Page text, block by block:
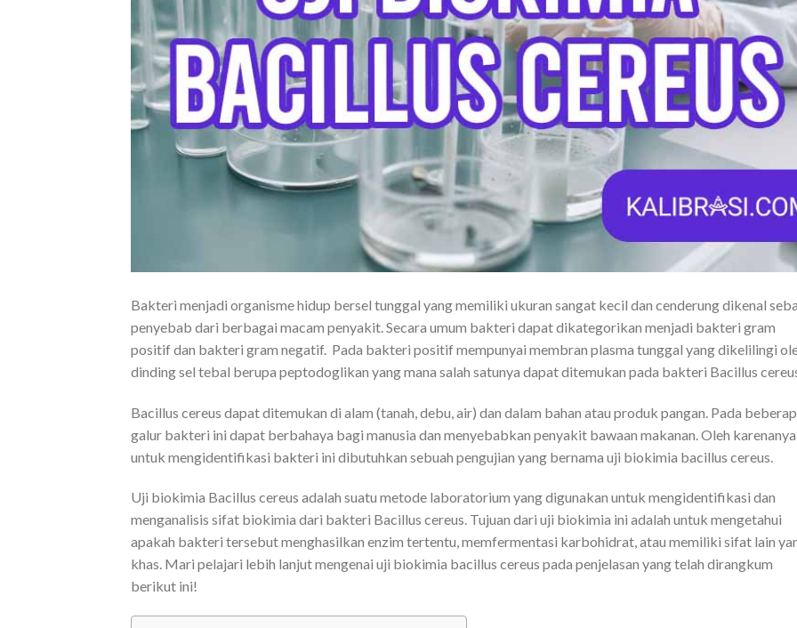
Bakteri menjadi organisme hidup bersel tunggal yang memiliki ukuran sangat kecil dan cenderung dikenal
penyebab dari berbagai macam penyakit. Secara umum bakteri dapat dikategorikan menjadi bakteri gram
positif dan bakteri gram negatif. Pada bakteri positif mempunyai membran plasma tunggal yang dikelilingi
dinding sel tebal berupa peptodoglikan yang mana salah satunya dapat ditemukan pada bakteri Bacillus
Bacillus cereus dapat ditemukan di alam (tanah, debu, air) dan dalam bahan atau produk pangan. Pada
galur bakteri ini dapat berbahaya bagi manusia dan menyebabkan penyakit bawaan makanan. Oleh karenanya
untuk mengidentifikasi bakteri ini dibutuhkan sebuah pengujian yang bernama uji biokimia bacillus cereus.
Uji biokimia Bacillus cereus adalah suatu metode laboratorium yang digunakan untuk mengidentifikasi dan
menganalisis sifat biokimia dari bakteri Bacillus cereus. Tujuan dari uji biokimia ini adalah untuk mengetahui
apakah bakteri tersebut menghasilkan enzim tertentu, memfermentasi karbohidrat, atau memiliki sifat lain
khas. Mari pelajari lebih lanjut mengenai uji biokimia bacillus cereus pada penjelasan yang telah dirangkum
berikut ini!